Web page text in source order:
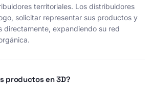
territoriales. Los distribuidores
solicitar representar sus productos y
directamente, expandiendo su red
productos en 3D?